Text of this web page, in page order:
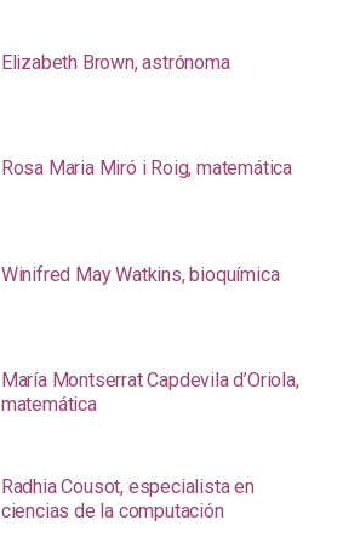
Elizabeth Brown, astrónoma
Rosa Maria Miró i Roig, matemática
Winifred May Watkins, bioquímica
María Montserrat Capdevila d’Oriola,
matemática
Radhia Cousot, especialista en
ciencias de la computación